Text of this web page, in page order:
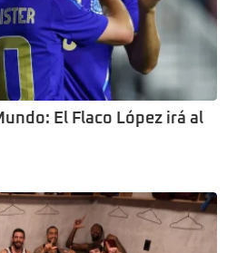
El Flaco López irá al